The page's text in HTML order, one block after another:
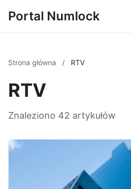
Portal Numlock
Strona główna / RTV
RTV
Znaleziono 42 artykułów